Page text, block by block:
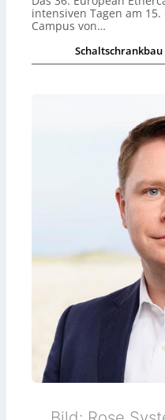
intensiven Tagen am
Campus von…
Schaltschrankbau